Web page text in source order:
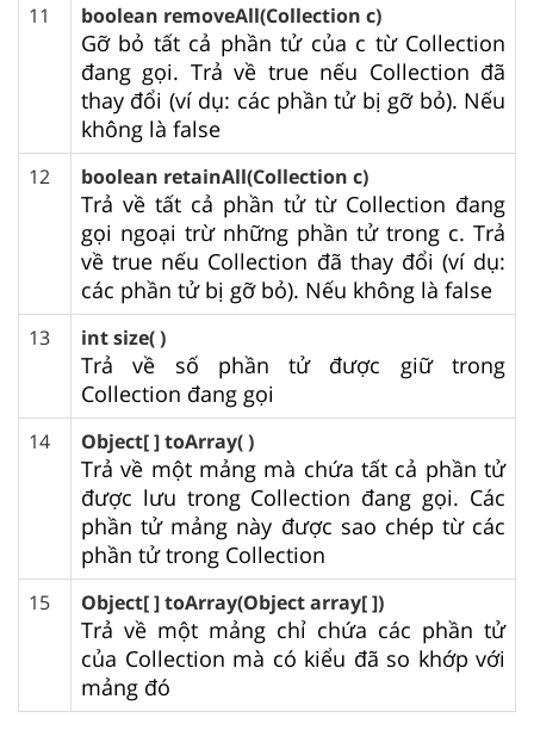
11 boolean removeAll(Collection c)
Gỡ bỏ tất cả phần tử của c từ Collection
đang gọi. Trả về true nếu Collection đã
thay đổi (ví dụ: các phần tử bị gỡ bỏ). Nếu
không là false
12 boolean retainAll(Collection c)
Trả về tất cả phần tử từ Collection đang
gọi ngoại trừ những phần tử trong c. Trả
về true nếu Collection đã thay đổi (ví dụ:
các phần tử bị gỡ bỏ). Nếu không là false
13 int size( )
Trả về số phần tử được giữ trong
Collection đang gọi
14 Object[ ] toArray( )
Trả về một mảng mà chứa tất cả phần tử
được lưu trong Collection đang gọi. Các
phần tử mảng này được sao chép từ các
phần tử trong Collection
15 Object[ ] toArray(Object array[ ])
Trả về một mảng chỉ chứa các phần tử
của Collection mà có kiểu đã so khớp với
mảng đó